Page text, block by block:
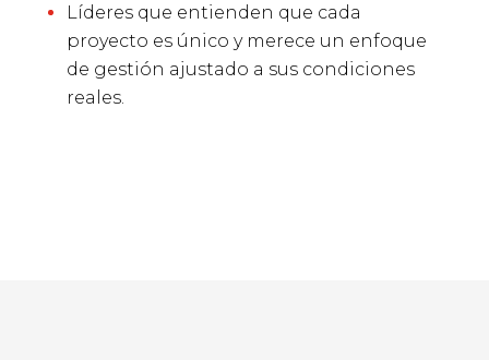
Líderes que entienden que cada
proyecto es único y merece un enfoque
de gestión ajustado a sus condiciones
reales.